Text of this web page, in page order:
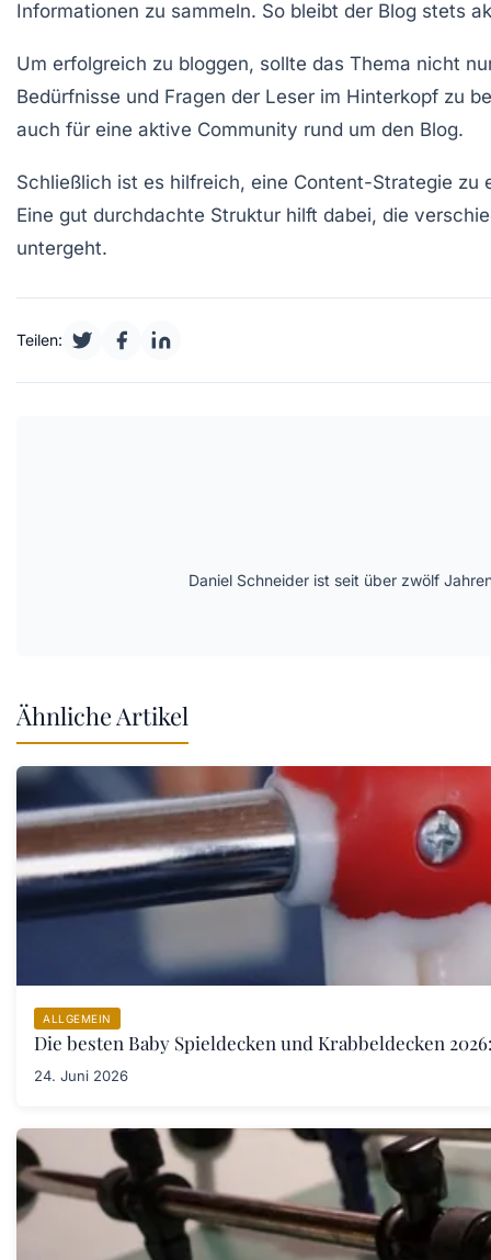
Informationen zu sammeln. So bleibt der Blog stets
Um erfolgreich zu bloggen, sollte das Thema nicht
Bedürfnisse und Fragen der Leser im Hinterkopf zu
auch für eine aktive Community rund um den Blog.
Schließlich ist es hilfreich, eine Content-Strategie zu
Eine gut durchdachte Struktur hilft dabei, die
untergeht.
Teilen:
Daniel Schneider ist seit über zwölf
Ähnliche Artikel
ALLGEMEIN
Die besten Baby Spieldecken und Krabbeldecken
24. Juni 2026